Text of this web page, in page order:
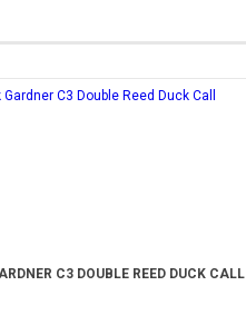
C3 DOUBLE REED DUCK CALL